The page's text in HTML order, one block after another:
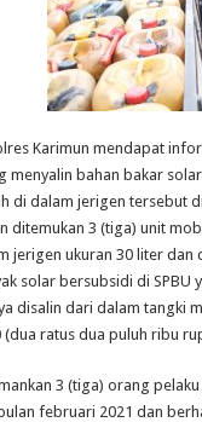
Karimun mendapat
menyalin bahan bakar
di dalam jerigen tersebut
ditemukan 3 (tiga) unit
jerigen ukuran 30 liter
solar bersubsidi di SPBU
disalin dari dalam tangki
(dua ratus dua puluh ribu
3 (tiga) orang pelaku
februari 2021 dan